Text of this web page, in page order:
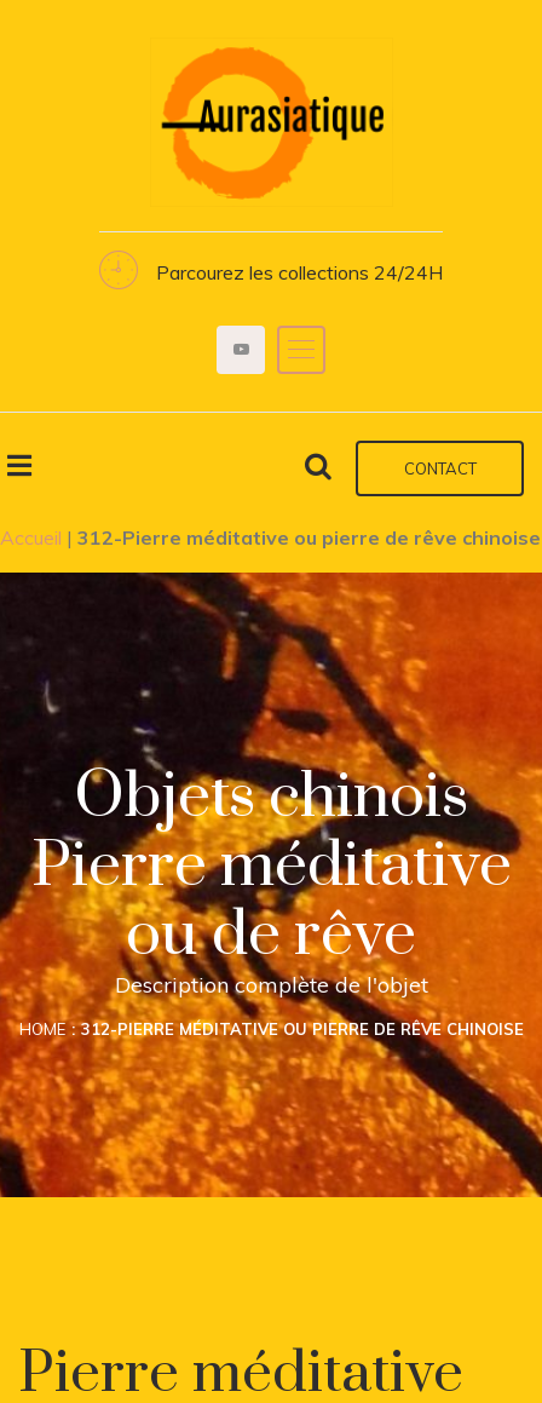
Parcourez les collections 24/24H
CONTACT
Accueil | 312-Pierre méditative ou pierre de rêve chinoise
Objets chinois
Pierre méditative
ou de rêve
Description complète de l'objet
HOME 312-PIERRE MÉDITATIVE OU PIERRE DE RÊVE CHINOISE
Pierre méditative